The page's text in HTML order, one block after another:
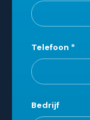
Telefoon *
Bedrijf